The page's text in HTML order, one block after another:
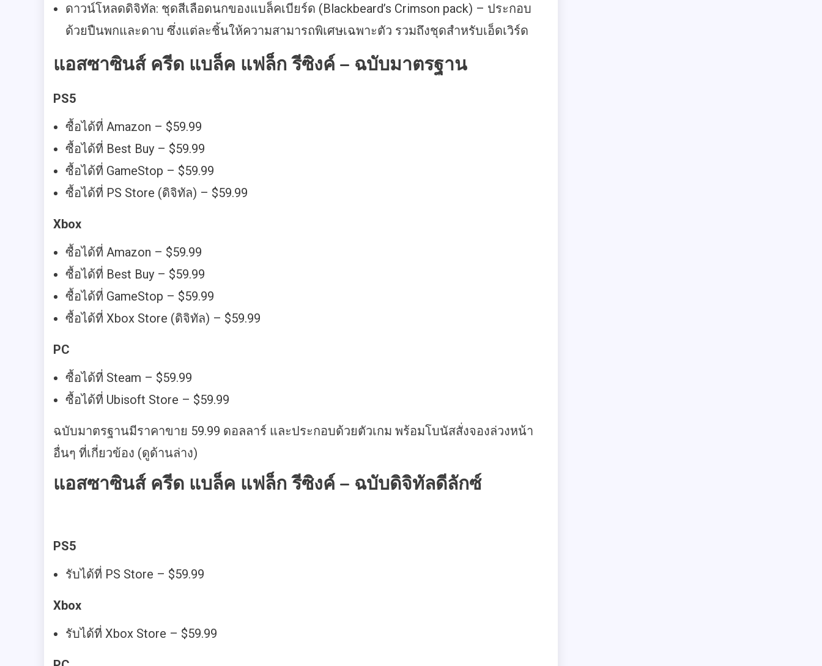
ดาวน์โหลดดิจิทัล: ชุดสีเลือดนกของแบล็คเบียร์ด (Blackbeard’s Crimson pack) – ประกอบ
ด้วยปืนพกและดาบ ซึ่งแต่ละชิ้นให้ความสามารถพิเศษเฉพาะตัว รวมถึงชุดสำหรับเอ็ดเวิร์ด
แอสซาซินส์ ครีด แบล็ค แฟล็ก รีซิงค์ – ฉบับมาตรฐาน
PS5
ซื้อได้ที่ Amazon – $59.99
ซื้อได้ที่ Best Buy – $59.99
ซื้อได้ที่ GameStop – $59.99
ซื้อได้ที่ PS Store (ดิจิทัล) – $59.99
Xbox
ซื้อได้ที่ Amazon – $59.99
ซื้อได้ที่ Best Buy – $59.99
ซื้อได้ที่ GameStop – $59.99
ซื้อได้ที่ Xbox Store (ดิจิทัล) – $59.99
PC
ซื้อได้ที่ Steam – $59.99
ซื้อได้ที่ Ubisoft Store – $59.99
ฉบับมาตรฐานมีราคาขาย 59.99 ดอลลาร์ และประกอบด้วยตัวเกม พร้อมโบนัสสั่งจองล่วงหน้า
อื่นๆ ที่เกี่ยวข้อง (ดูด้านล่าง)
แอสซาซินส์ ครีด แบล็ค แฟล็ก รีซิงค์ – ฉบับดิจิทัลดีลักซ์
PS5
รับได้ที่ PS Store – $59.99
Xbox
รับได้ที่ Xbox Store – $59.99